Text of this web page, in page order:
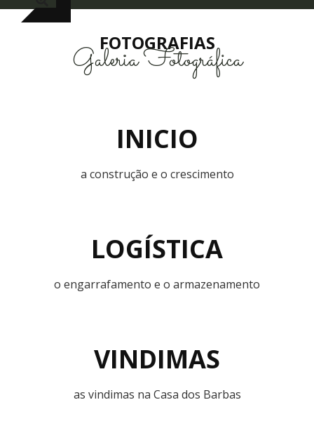
FOTOGRAFIAS
Galeria Fotográfica
INICIO
a construção e o crescimento
LOGÍSTICA
o engarrafamento e o armazenamento
VINDIMAS
as vindimas na Casa dos Barbas